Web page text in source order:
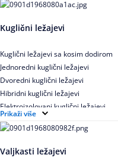
Kuglični ležajevi
Kuglični ležajevi sa kosim dodirom
Jednoredni kuglični ležajevi
Dvoredni kuglični ležajevi
Hibridni kuglični ležajevi
Elektroizolovani kuglični ležajevi
Samopodesivi kuglični ležajevi
Aksijalni kuglični ležajevi
Kuglični ležajevi od nerđajućeg čelika
Prikaži više
Valjkasti ležajevi